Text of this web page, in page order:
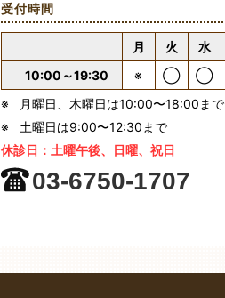
受付時間
月 火 水
10:00～19:30
※ ◯ ◯
※
月曜日、木曜日は10:00〜18:00まで
※
土曜日は9:00〜12:30まで
休診日： 土曜午後、日曜、祝日
03-6750-1707